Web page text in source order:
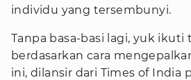
individu yang tersembunyi.
Tanpa basa-basi lagi, yuk ikuti
berdasarkan cara
ini, dilansir dari Times of India